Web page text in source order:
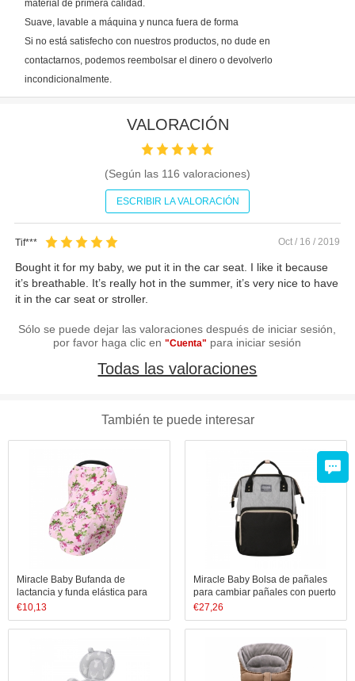
material de primera calidad.
Suave, lavable a máquina y nunca fuera de forma
Si no está satisfecho con nuestros productos, no dude en
contactarnos, podemos reembolsar el dinero o devolverlo
incondicionalmente.
VALORACIÓN
(Según las 116 valoraciones)
ESCRIBIR LA VALORACIÓN
Tif*** Oct / 16 / 2019
Bought it for my baby, we put it in the car seat. I like it because
it’s breathable. It’s really hot in the summer, it’s very nice to have
it in the car seat or stroller.
Sólo se puede dejar las valoraciones después de iniciar sesión,
por favor haga clic en"Cuenta" para iniciar sesión
Todas las valoraciones
También te puede interesar
Miracle Baby Bufanda de
lactancia y funda elástica para
portabebés, Funda de algodón
multiuso para cochecito | Carro
de compras | Silla de bebé | Cest
€10,13
Miracle Baby Bolsa de pañales
para cambiar pañales con puerto
USB, bolsillos con aislamiento,
bolsas grandes para pañales,
mochila multifuncional, moc
€27,26